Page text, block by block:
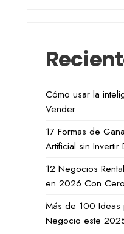
Cómo usar la
Vender
17 Formas de
Artificial sin Invertir
12 Negocios
en 2026 Con
Más de 100 Ideas
Negocio este